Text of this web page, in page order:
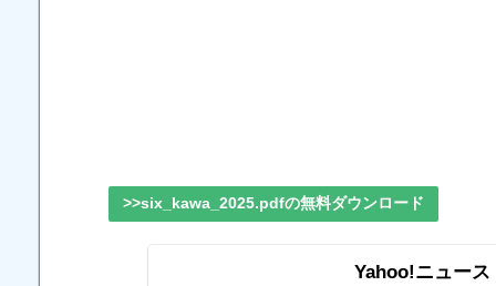
>>six_kawa_2025.pdfの無料ダウンロード
Yahoo!ニュース